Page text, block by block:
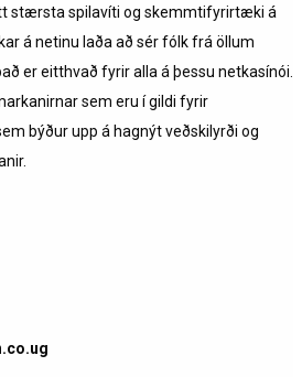
stærsta spilavíti og skemmtifyrirtæki á
á netinu laða að sér fólk frá öllum
er eitthvað fyrir alla á þessu netkasínói.
sem eru í gildi fyrir
býður upp á hagnýt veðskilyrði og